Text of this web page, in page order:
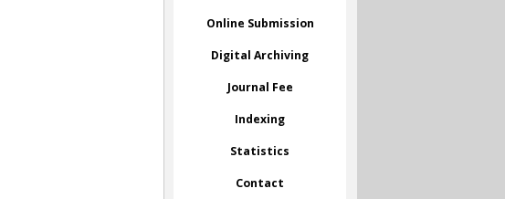
Online Submission
Digital Archiving
Journal Fee
Indexing
Statistics
Contact